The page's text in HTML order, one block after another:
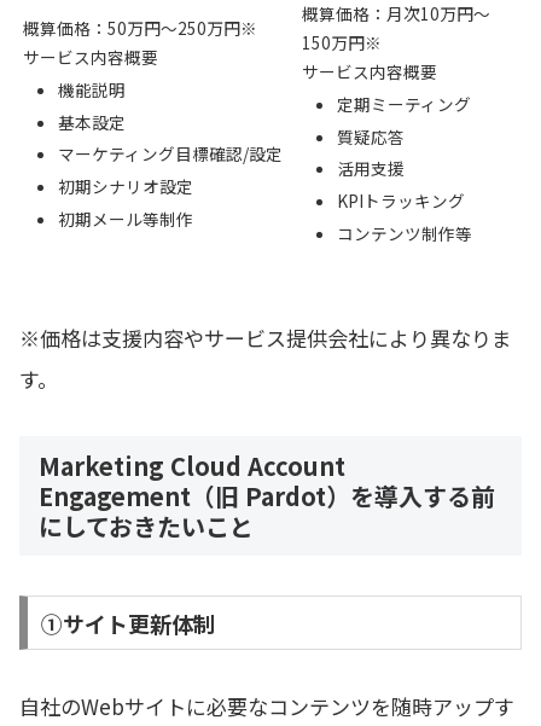
概算価格：50万円～250万円※
サービス内容概要
機能説明
基本設定
マーケティング目標確認/設定
初期シナリオ設定
初期メール等制作
概算価格：月次10万円～
150万円※
サービス内容概要
定期ミーティング
質疑応答
活用支援
KPIトラッキング
コンテンツ制作等
※価格は支援内容やサービス提供会社により異なりま
す。
Marketing Cloud Account
Engagement（旧 Pardot）を導入する前
にしておきたいこと
①サイト更新体制
自社のWebサイトに必要なコンテンツを随時アップす